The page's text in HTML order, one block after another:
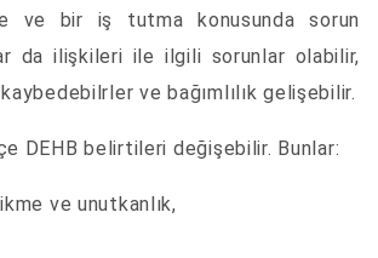
ve bir iş tutma konusunda sorun
da ilişkileri ile ilgili sorunlar olabilir,
kaybedebilrler ve bağımlılık gelişebilir.
DEHB belirtileri değişebilir. Bunlar:
ve unutkanlık,